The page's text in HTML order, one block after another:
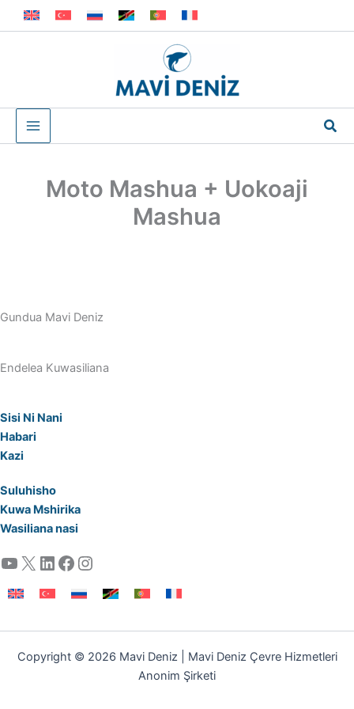
to
Moto Mashua + Uokoaji
Mashua
Gundua Mavi Deniz
Endelea Kuwasiliana
Sisi Ni Nani
Habari
Kazi
Suluhisho
Kuwa Mshirika
Wasiliana nasi
YouTube X LinkedIn Facebook Instagram
Copyright © 2026 Mavi Deniz | Mavi Deniz Çevre Hizmetleri
Anonim Şirketi